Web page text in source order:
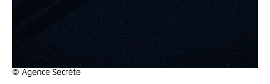
© Agence Secrète